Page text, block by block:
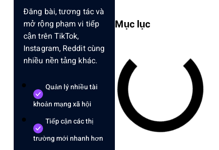
Đăng bài, tương tác và
mở rộng phạm vi tiếp
cận trên TikTok,
Instagram, Reddit cùng
nhiều nền tảng khác.
Quản lý nhiều tài
khoản mạng xã hội
Tiếp cận các thị
trường mới nhanh hơn
Mục lục